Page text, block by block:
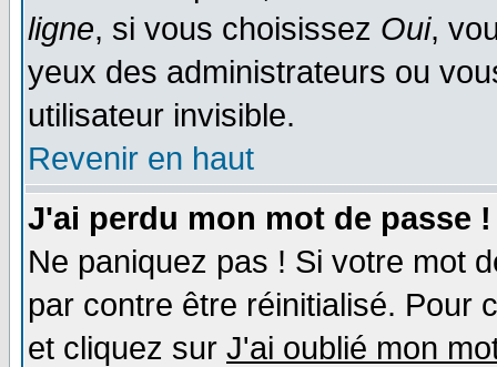
ligne, si vous choisissez Oui,
yeux des administrateurs ou
utilisateur invisible.
Revenir en haut
J'ai perdu mon mot de passe !
Ne paniquez pas ! Si votre mot
par contre être réinitialisé. Pour
et cliquez sur J'ai oublié mon